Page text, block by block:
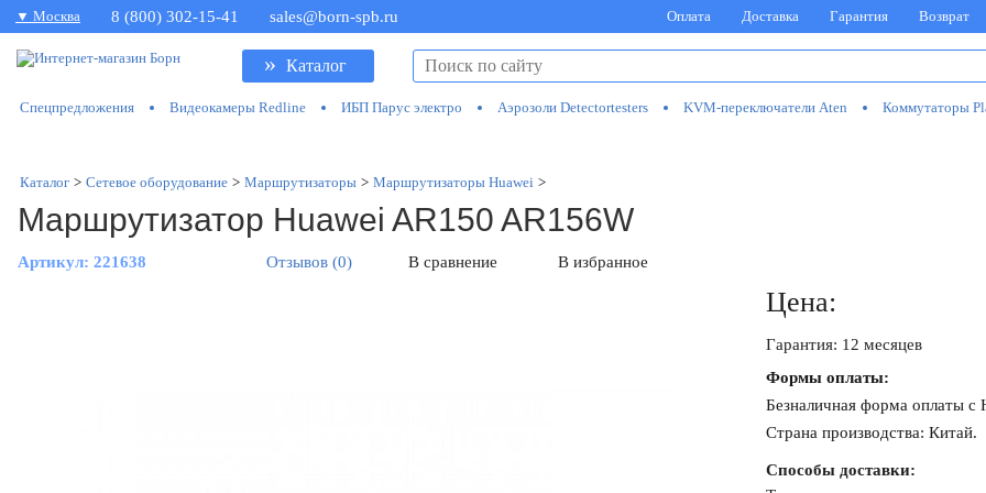
▼ Москва 8 (800) 302-15-41 sales@born-spb.ru Оплата Доставка Гарантия Возврат
» Каталог
Спецпредложения Видеокамеры Redline ИБП Парус электро Аэрозоли Detectortesters KVM-переключатели Aten Коммутаторы
Каталог > Сетевое оборудование > Маршрутизаторы > Маршрутизаторы Huawei >
Маршрутизатор Huawei AR150 AR156W
Артикул: 221638 Отзывов (0) В сравнение В избранное
Цена:
Гарантия: 12 месяцев
Формы оплаты:
Безналичная форма оплаты
Страна производства: Китай.
Способы доставки: